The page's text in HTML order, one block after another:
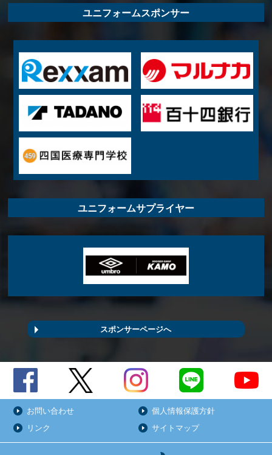
ユニフォームスポンサー
ユニフォームサプライヤー
スポンサーページへ
お問い合わせ
個人情報保護方針
リンク
サイトマップ